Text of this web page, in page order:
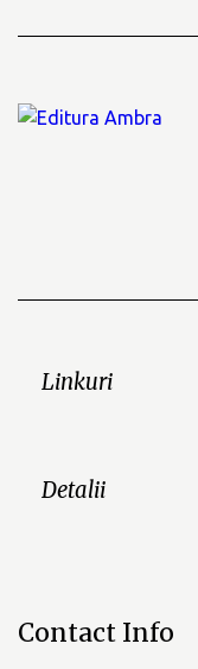
Linkuri
Detalii
Contact Info